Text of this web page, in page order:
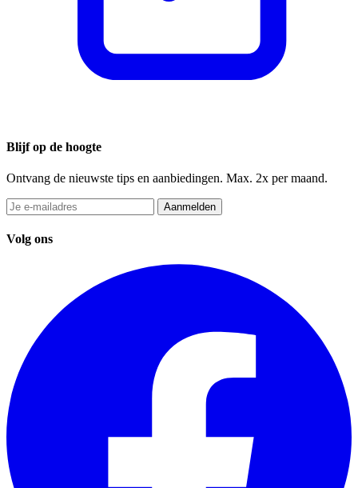
Blijf op de hoogte
Ontvang de nieuwste tips en aanbiedingen. Max. 2x per maand.
Aanmelden
Volg ons